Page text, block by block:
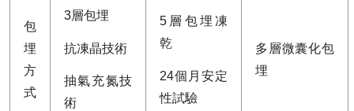
包
埋
方
式
3層包埋
抗凍晶技術
抽氣充氮技
術
5層包埋凍
乾
24個月安定
性試驗
多層微囊化包
埋